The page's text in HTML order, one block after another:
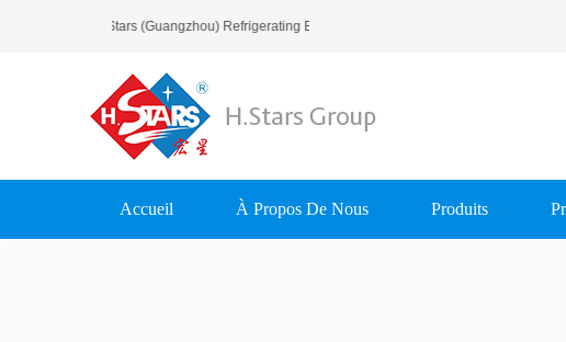
Bienvenue À H.Stars (Guangzhou) Refrigerating Equipment Group Ltd..
Accueil À Propos De Nous Produits